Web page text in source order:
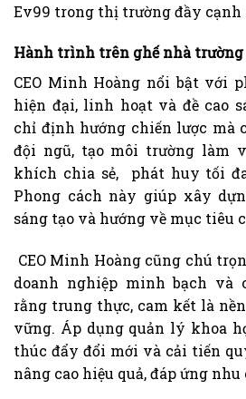
Ev99 trong thị trường đầy cạnh
Hành trình trên ghế nhà trường
CEO Minh Hoàng nổi bật với
hiện đại, linh hoạt và đề cao
chỉ định hướng chiến lược mà
đội ngũ, tạo môi trường làm
khích chia sẻ, phát huy tối
Phong cách này giúp xây
sáng tạo và hướng về mục tiêu
CEO Minh Hoàng cũng chú
doanh nghiệp minh bạch và
rằng trung thực, cam kết là
vững. Áp dụng quản lý khoa
thúc đẩy đổi mới và cải tiến
nâng cao hiệu quả, đáp ứng